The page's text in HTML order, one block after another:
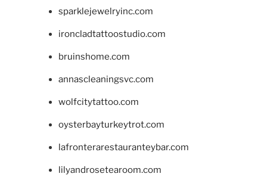
sparklejewelryinc.com
ironcladtattoostudio.com
bruinshome.com
annascleaningsvc.com
wolfcitytattoo.com
oysterbayturkeytrot.com
lafronterarestauranteybar.com
lilyandrosetearoom.com